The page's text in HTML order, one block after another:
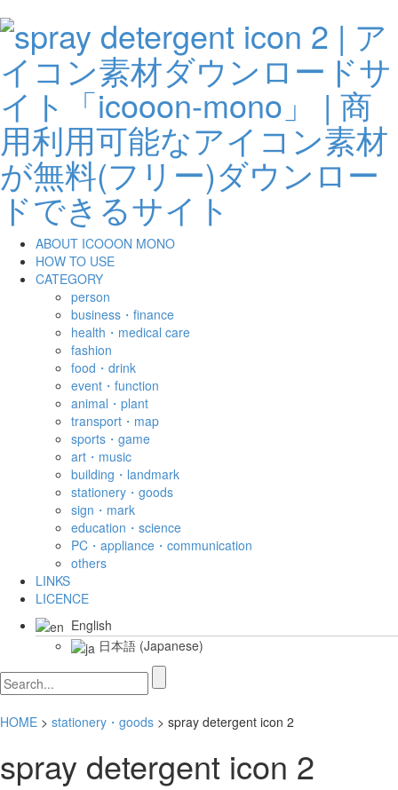
ABOUT ICOOON MONO
HOW TO USE
CATEGORY
person
business・finance
health・medical care
fashion
food・drink
event・function
animal・plant
transport・map
sports・game
art・music
building・landmark
stationery・goods
sign・mark
education・science
PC・appliance・communication
others
LINKS
LICENCE
English
日本語 (Japanese)
HOME > stationery・goods > spray detergent icon 2
spray detergent icon 2